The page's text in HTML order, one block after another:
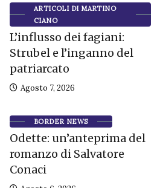
ARTICOLI DI MARTINO
CIANO
L’influsso dei fagiani:
Strubel e l’inganno del
patriarcato
Agosto 7, 2026
BORDER NEWS
Odette: un’anteprima del
romanzo di Salvatore
Conaci